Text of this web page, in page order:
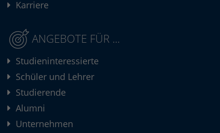
Karriere
ANGEBOTE FÜR ...
Studieninteressierte
Schüler und Lehrer
Studierende
Alumni
Unternehmen